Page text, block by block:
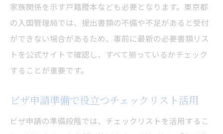
家族関係を示す戸籍謄本なども必要となります。東京都
の入国管理局では、提出書類の不備や不足があると受付
ができない場合があるため、事前に最新の必要書類リス
トを公式サイトで確認し、すべて揃っているかチェック
することが重要です。
ビザ申請準備で役立つチェックリスト活用
ビザ申請の準備段階では、チェックリストを活用するこ